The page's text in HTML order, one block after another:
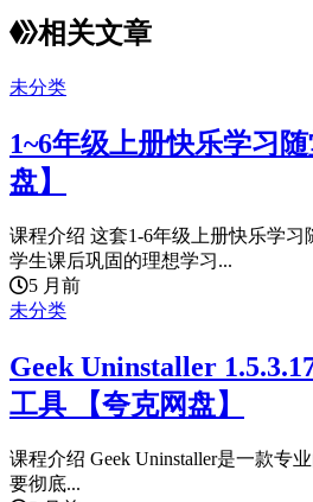
相关文章
未分类
1~6年级上册快乐学习
盘】
课程介绍 这套1-6年级上册快乐学
学生课后巩固的理想学习...
5 月前
未分类
Geek Uninstaller
工具 【夸克网盘】
课程介绍 Geek Uninstaller是一款专
要彻底...